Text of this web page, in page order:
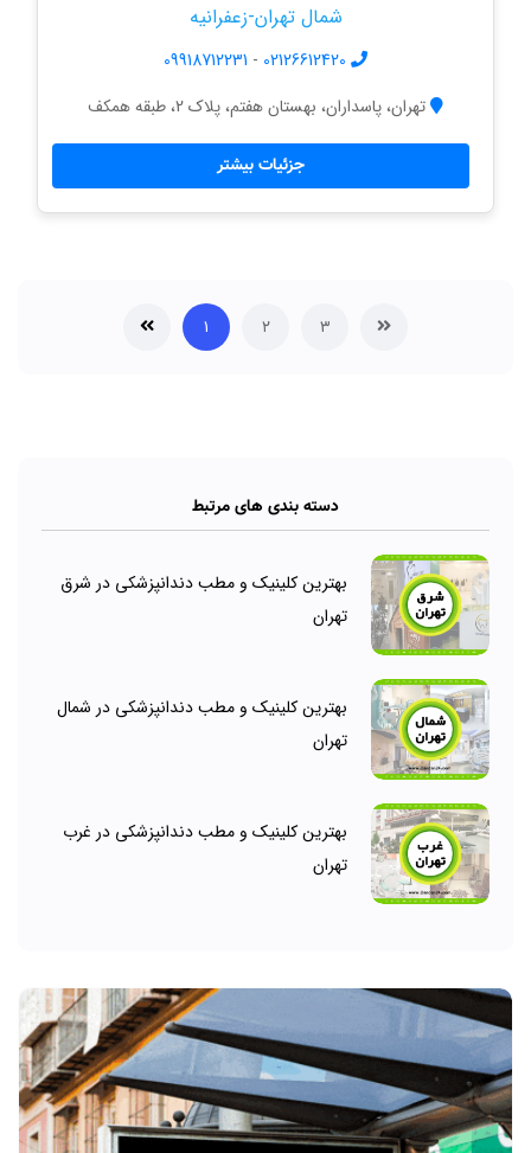
شمال تهران-زعفرانیه
02126612420
-
09918712231
تهران، پاسداران، بهستان هفتم، پلاک 2، طبقه همکف
جزئیات بیشتر
۳ ۲ ۱
دسته بندی های مرتبط
بهترین کلینیک و مطب دندانپزشکی در شرق
تهران
بهترین کلینیک و مطب دندانپزشکی در شمال
تهران
بهترین کلینیک و مطب دندانپزشکی در غرب
تهران